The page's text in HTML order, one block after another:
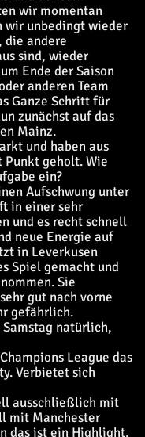
wir momentan
wir unbedingt wieder
andere
sind, wieder
Ende der Saison
anderen Team
Ganze Schritt für
zunächst auf das
Mainz.
und haben aus
Punkt geholt. Wie
ein?
Aufschwung unter
in einer sehr
und es recht schnell
neue Energie auf
in Leverkusen
Spiel gemacht und
Sie
gut nach vorne
gefährlich.
natürlich,
League das
Verbietet sich
ausschließlich mit
mit Manchester
das ist ein Highlight,